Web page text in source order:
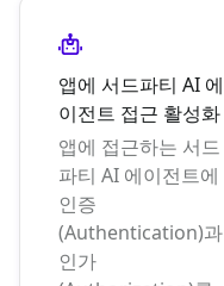
앱에 서드파티 AI 에
이전트 접근 활성화
앱에 접근하는 서드
파티 AI 에이전트에
인증
(Authentication)과
인가